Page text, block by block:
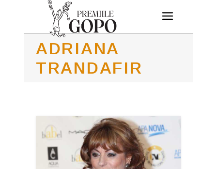
ADRIANA
TRANDAFIR